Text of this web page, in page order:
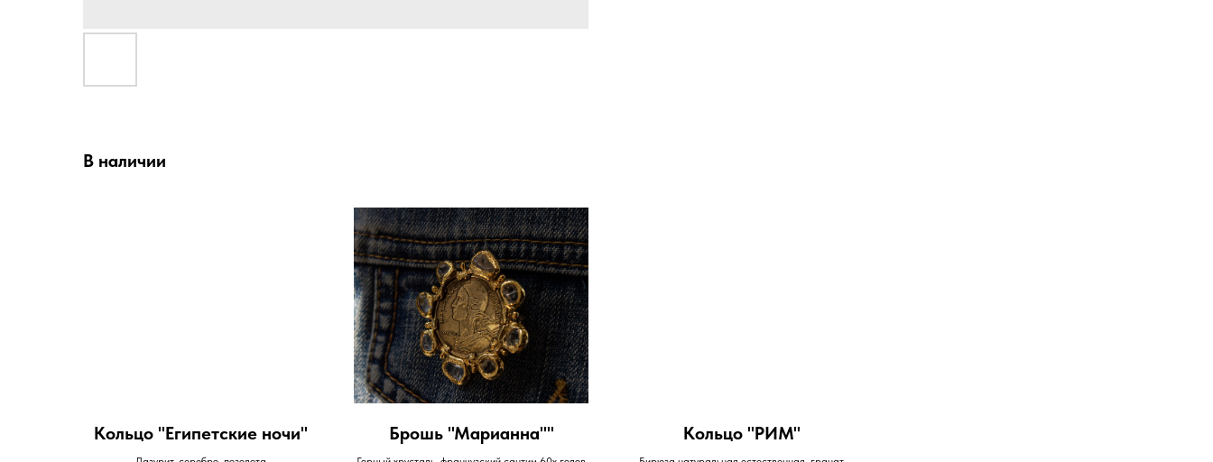
В наличии
Кольцо "Египетские ночи" Брошь "Марианна"" Кольцо "РИМ"